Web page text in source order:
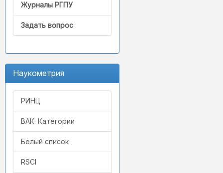
Журналы РГПУ
Задать вопрос
Наукометрия
РИНЦ
ВАК. Категории
Белый список
RSCI